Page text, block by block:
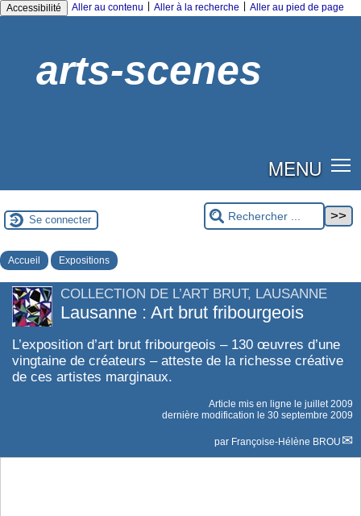
Accessibilité Aller au contenu Aller à la recherche Aller au pied de page
arts-scenes
MENU
Se connecter
Accueil Expositions
COLLECTION DE L’ART BRUT, LAUSANNE
Lausanne : Art brut fribourgeois
L’exposition d’art brut fribourgeois – 130 œuvres d’une
vingtaine de créateurs – atteste de la richesse créative
de ces artistes marginaux.
Article mis en ligne le juillet 2009
dernière modification le 30 septembre 2009
par Françoise-Hélène BROU